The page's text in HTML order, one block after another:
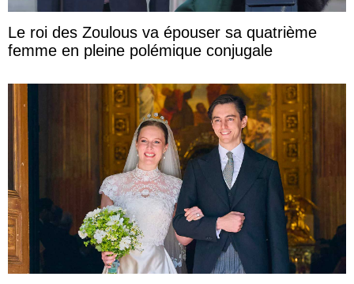
Le roi des Zoulous va épouser sa quatrième
femme en pleine polémique conjugale